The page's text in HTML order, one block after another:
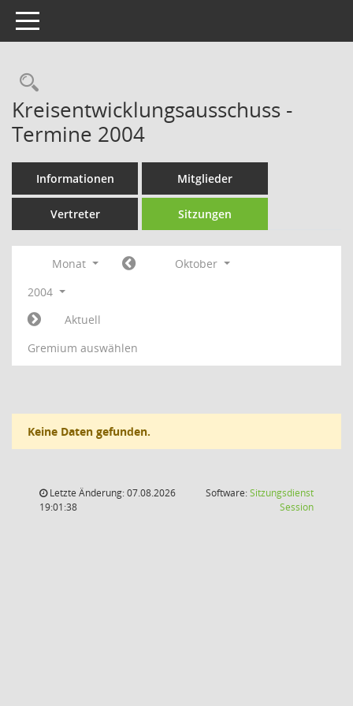
Toggle navigation
Rechercheauswahl
Kreisentwicklungsausschuss -
Termine 2004
Informationen Mitglieder
Vertreter Sitzungen
Monat
Oktober
2004
Aktuell
Gremium auswählen
Keine Daten gefunden.
Letzte Änderung: 07.08.2026
19:01:38
Software:Sitzungsdienst
Session(Wird in